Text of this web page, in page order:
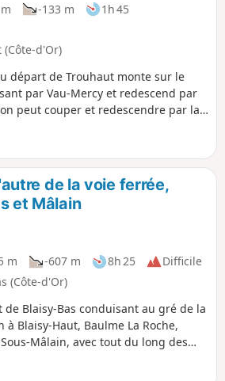
-133 m
1h 45
d'Or)
départ de Trouhaut monte sur le
par Vau-Mercy et redescend par
peut couper et redescendre par la
de la voie ferrée,
et Mâlain
m -607 m 8h 25
Difficile
(Côte-d'Or)
Blaisy-Bas conduisant au gré de la
à Blaisy-Haut, Baulme La Roche,
Mâlain, avec tout du long des